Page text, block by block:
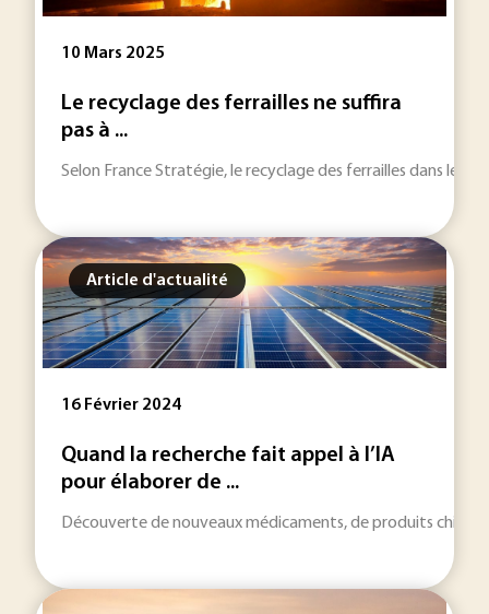
10 Mars 2025
Le recyclage des ferrailles ne suffira
pas à ...
Selon France Stratégie, le recyclage des ferrailles dans le
Article d'actualité
16 Février 2024
Quand la recherche fait appel à l’IA
pour élaborer de ...
Découverte de nouveaux médicaments, de produits